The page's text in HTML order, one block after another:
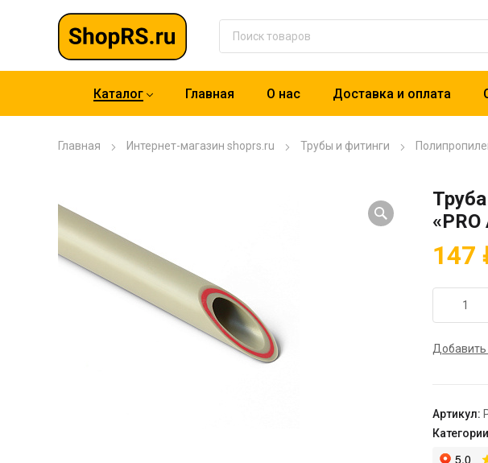
Каталог Главная О нас Доставка и оплата
Главная Интернет-магазин shoprs.ru Трубы и фитинги
«PRO
147
товара
PN16/SDR
x
4,2
серая
Добавить
Артикул: